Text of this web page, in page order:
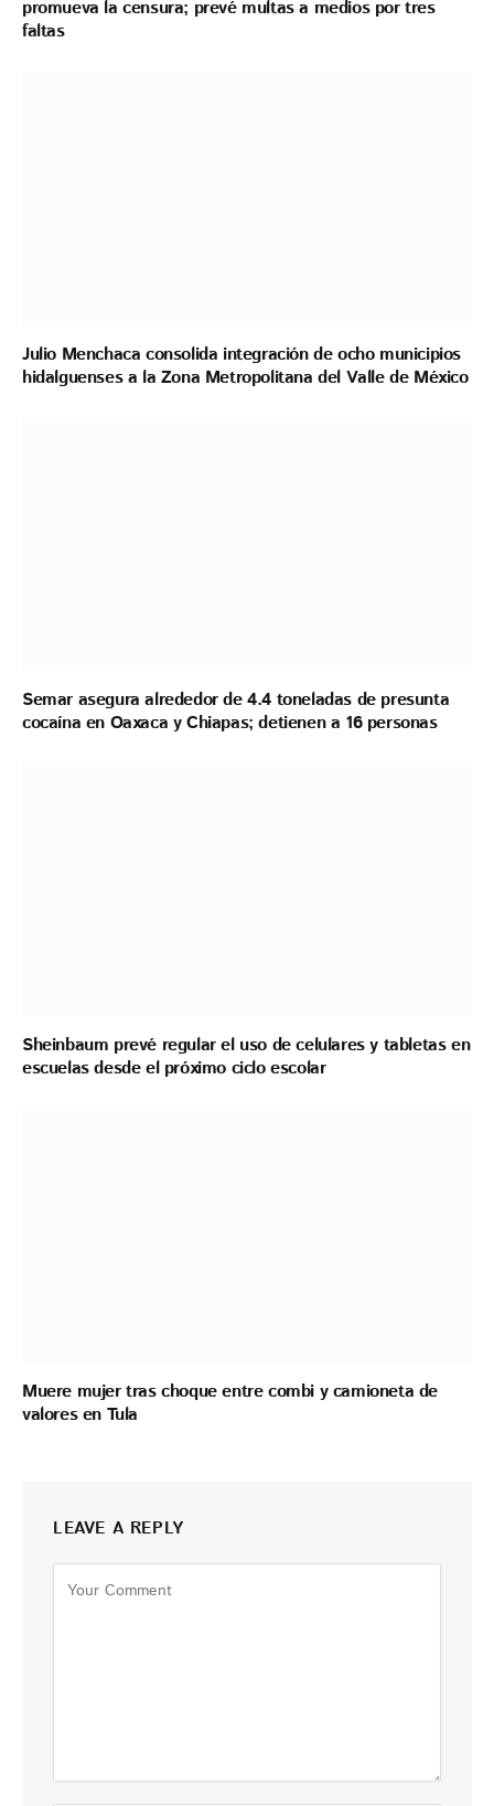
promueva la censura; prevé multas a medios por tres
faltas
Julio Menchaca consolida integración de ocho municipios
hidalguenses a la Zona Metropolitana del Valle de México
Semar asegura alrededor de 4.4 toneladas de presunta
cocaína en Oaxaca y Chiapas; detienen a 16 personas
Sheinbaum prevé regular el uso de celulares y tabletas en
escuelas desde el próximo ciclo escolar
Muere mujer tras choque entre combi y camioneta de
valores en Tula
LEAVE A REPLY